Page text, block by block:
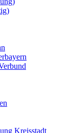
Kreisstadt